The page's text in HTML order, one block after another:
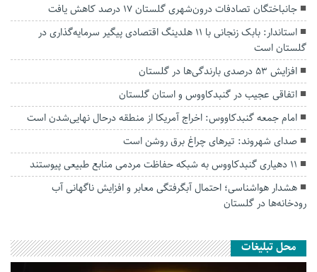
جانباختگان تصادفات درون‌شهری گلستان ۱۷ درصد کاهش یافت
استاندار: بابک زنجانی با ۱۱ هلدینگ اقتصادی پیگیر سرمایه‌گذاری در
گلستان است
افزایش ۵۳ درصدی بارندگی‌ها در گلستان
اتفاقی عجیب در‌ گنبدکاووس و استان گلستان
امام جمعه گنبدکاووس: اخراج آمریکا از منطقه درحال نهایی‌شدن است
صدای شهروند: تیرهای چراغ برق روشن است
۱۱ دهیاری گنبدکاووس به شبکه حفاظت مردمی منابع طبیعی پیوستند
هشدار هواشناسی؛ احتمال آبگرفتگی معابر و افزایش ناگهانی آب
رودخانه‌ها در گلستان
محل تبلیغات